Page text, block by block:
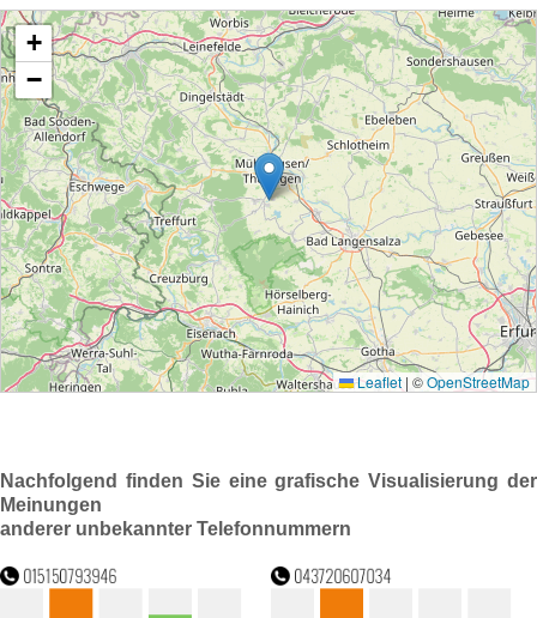
Nachfolgend finden Sie eine grafische Visualisierung der
Meinungen
anderer unbekannter Telefonnummern